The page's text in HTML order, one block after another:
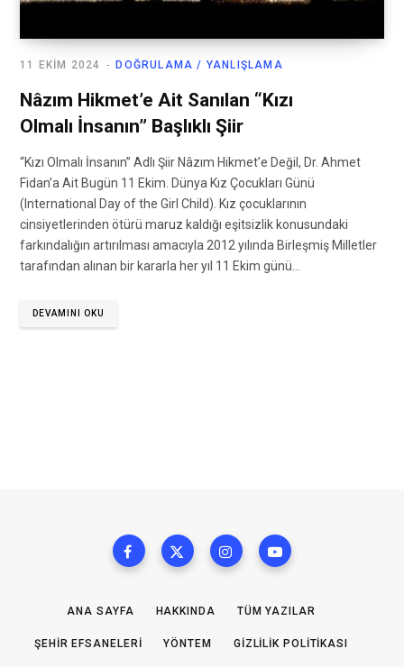
DOĞRULAMA / YANLIŞLAMA
11 EKIM 2024
Nâzım Hikmet’e Ait Sanılan “Kızı
Olmalı İnsanın” Başlıklı Şiir
“Kızı Olmalı İnsanın” Adlı Şiir Nâzım Hikmet’e Değil, Dr. Ahmet
Fidan’a Ait Bugün 11 Ekim. Dünya Kız Çocukları Günü
(International Day of the Girl Child). Kız çocuklarının
cinsiyetlerinden ötürü maruz kaldığı eşitsizlik konusundaki
farkındalığın artırılması amacıyla 2012 yılında Birleşmiş Milletler
tarafından alınan bir kararla her yıl 11 Ekim günü…
DEVAMINI OKU
ANA SAYFA HAKKINDA TÜM YAZILAR
ŞEHIR EFSANELERI YÖNTEM GIZLILIK POLITIKASI